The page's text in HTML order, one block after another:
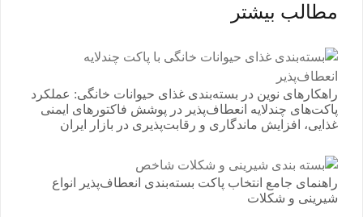
مطالب بیشتر
راهکارهای نوین در بسته‌بندی غذای حیوانات خانگی: عملکرد
پاکت‌های چندلایه انعطاف‌پذیر در پوشش فاکتورهای ایمنی
غذایی، افزایش ماندگاری و رقابت‌پذیری در بازار ایران
راهنمای جامع انتخاب پاکت بسته‌بندی انعطاف‌پذیر انواع
شیرینی و شکلات